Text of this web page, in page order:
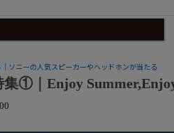
ソニーの人気スピーカーやヘッドホンが当たる
集①｜Enjoy